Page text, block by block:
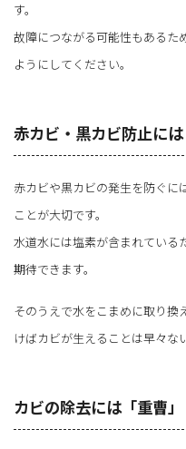
す。
故障につながる可能性もあるた
ようにしてください。
赤カビ・黒カビ防止には
赤カビや黒カビの発生を防ぐに
ことが大切です。
水道水には塩素が含まれている
期待できます。
そのうえで水をこまめに取り換
けばカビが生えることは早々な
カビの除去には「重曹」